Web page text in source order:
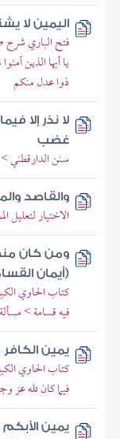
اليمين لا
فتح الباري شرح
يا أيها الذين
ذوا عدل منكم
لا نذر إلا
غضب
سنن الدارقطني
والقاصد
الاختيار لتعليل
ومن كان
(أيمان
كتاب الحاوي
فيه قسامة >
يمين
كتاب الحاوي
فيما كان لله عز
يمين